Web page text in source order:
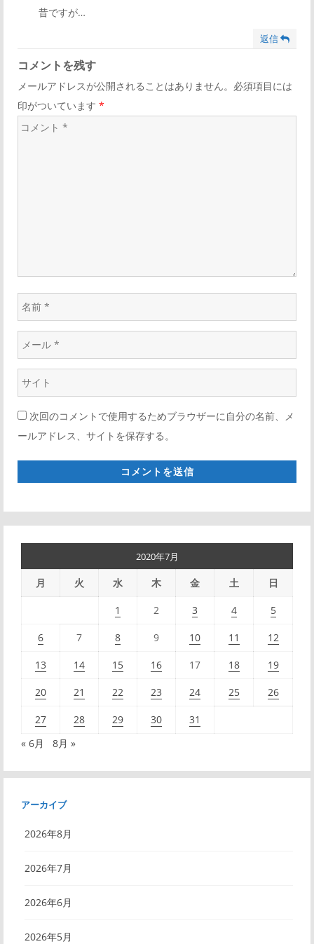
昔ですが…
返信
コメントを残す
メールアドレスが公開されることはありません。必須項目には
印がついています *
コ
名
前
ー
ル
*
ウ
ェ
ブ
サ
次回のコメントで使用するためブラウザーに自分の名前、メ
ールアドレス、サイトを保存する。
2020年7月
月 火 水 木 金 土 日
1 2 3 4 5
6 7 8 9 10 11 12
13 14 15 16 17 18 19
20 21 22 23 24 25 26
27 28 29 30
31
« 6月
8月 »
アーカイブ
2026年8月
2026年7月
2026年6月
2026年5月